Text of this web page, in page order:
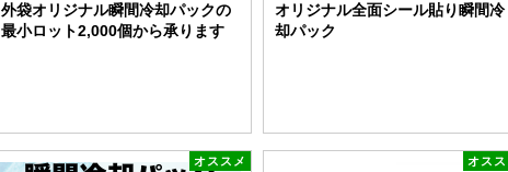
外袋オリジナル瞬間冷却パックの
最小ロット2,000個から承ります
オリジナル全面シール貼り瞬間冷
却パック
オススメ オス